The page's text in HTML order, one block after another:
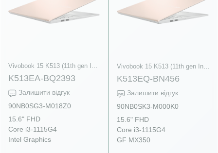
Vivobook 15 K513 (11th gen Intel)
K513EA-BQ2393
Залишити відгук
90NB0SG3-M018Z0
15.6" FHD
Core i3-1115G4
Intel Graphics
Vivobook 15 K513 (11th gen Intel)
K513EQ-BN456
Залишити відгук
90NB0SK3-M000K0
15.6" FHD
Core i3-1115G4
GF MX350